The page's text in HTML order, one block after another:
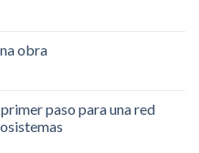
obra
paso para una red